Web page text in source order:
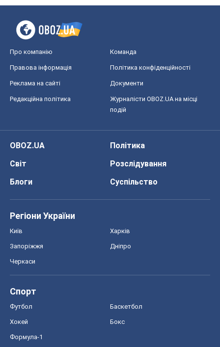
Про компанію Команда
Правова інформація Політика конфіденційності
Реклама на сайті Документи
Редакційна політика
Журналісти OBOZ.UA на місці
подій
OBOZ.UA
Політика
Світ
Розслідування
Блоги
Суспільство
Регіони України
Київ Харків
Запоріжжя Дніпро
Черкаси
Спорт
Футбол Баскетбол
Хокей Бокс
Формула-1